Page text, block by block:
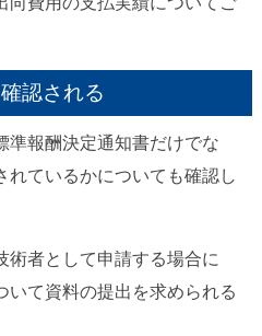
認される
準報酬決定通知書だけでな
れているかについても確認し
術者として申請する場合に
いて資料の提出を求められる